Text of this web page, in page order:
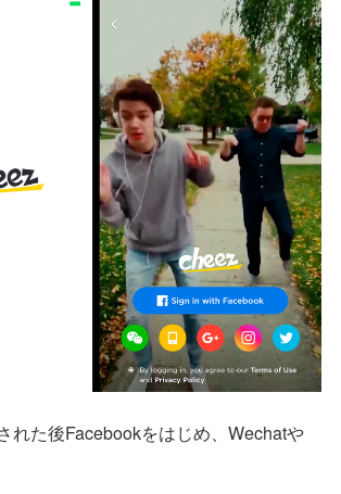
れた後Facebookをはじめ、Wechatや